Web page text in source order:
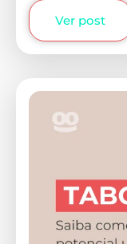
Ver post